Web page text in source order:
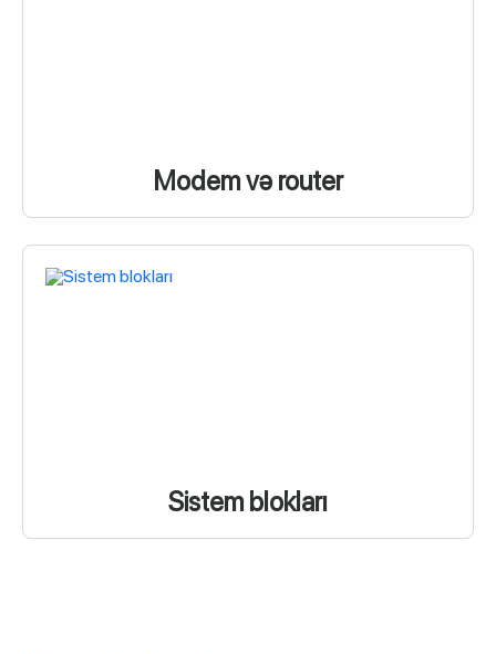
Modem və router
Sistem blokları